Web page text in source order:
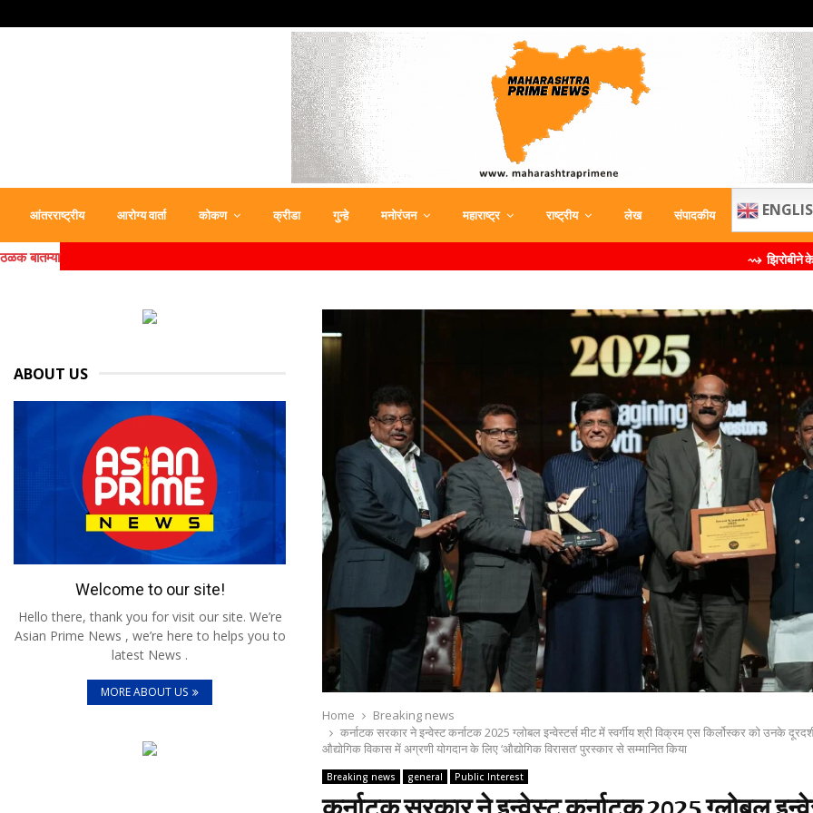
आंतरराष्ट्रीय आरोग्य वार्ता कोकण क्रीडा गुन्हे मनोरंजन महाराष्ट्र राष्ट्रीय लेख संपादकीय
ठळक बातम्या ⇝ झिरोबीने केली मिलिंद सोमण
Home
Breaking news
कर्नाटक सरकार ने इन्वेस्ट कर्नाटक 2025 ग्लोबल इन्वेस्टर्स मीट में स्वर्गीय श्री विक्रम एस किर्लोस्कर को उनके
औद्योगिक विकास में अग्रणी योगदान के लिए ‘औद्योगिक विरासत’ पुरस्कार से सम्मानित किया
Breaking news general Public Interest
ABOUT US
Welcome to our site!
Hello there, thank you for visit our site. We’re
Asian Prime News , we’re here to helps you to
latest News .
MORE ABOUT US